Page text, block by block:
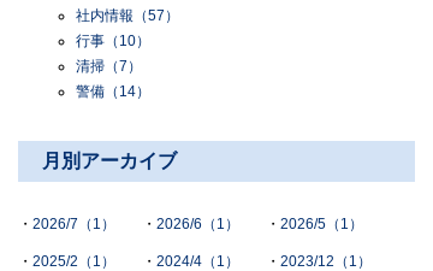
社内情報 （57）
行事 （10）
清掃 （7）
警備 （14）
月別アーカイブ
2026/7（1） 2026/6（1） 2026/5（1）
2025/2（1） 2024/4（1） 2023/12（1）